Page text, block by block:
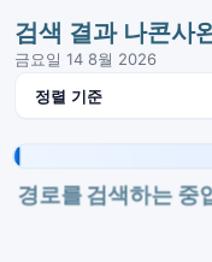
검색 결과 나콘사
금요일 14 8월 2026
결과 정렬
경로를 검색하는 중